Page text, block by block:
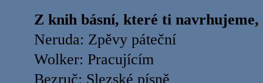
Z knih básní, které ti navrhujeme,
Neruda: Zpěvy páteční
Wolker: Pracujícím
Bezruč: Slezské písně